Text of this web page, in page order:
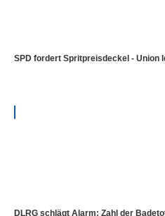
SPD fordert Spritpreisdeckel - Union
DLRG schlägt Alarm: Zahl der